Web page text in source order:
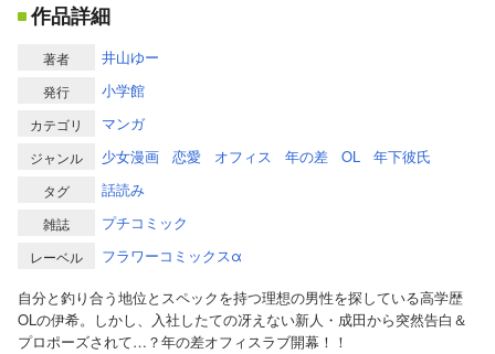
作品詳細
著者 井山ゆー
発行 小学館
カテゴリ マンガ
ジャンル 少女漫画 恋愛 オフィス 年の差 OL 年下彼氏
タグ 話読み
雑誌 プチコミック
レーベル
フラワーコミックスα
自分と釣り合う地位とスペックを持つ理想の男性を探している高学歴
OLの伊希。しかし、入社したての冴えない新人・成田から突然告白＆
プロポーズされて…？年の差オフィスラブ開幕！！